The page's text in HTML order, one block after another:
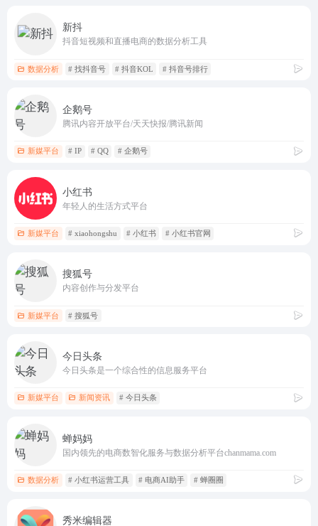
新抖
抖音短视频和直播电商的数据分析工具
数据分析 # 找抖音号 # 抖音KOL # 抖音号排行
企鹅号
腾讯内容开放平台/天天快报/腾讯新闻
新媒平台 # IP # QQ # 企鹅号
小红书
年轻人的生活方式平台
新媒平台 # xiaohongshu # 小红书 # 小红书官网
搜狐号
内容创作与分发平台
新媒平台 # 搜狐号
今日头条
今日头条是一个综合性的信息服务平台
新媒平台 新闻资讯 # 今日头条
蝉妈妈
国内领先的电商数智化服务与数据分析平台chanmama.com
数据分析 # 小红书运营工具 # 电商AI助手 # 蝉圈圈
秀米编辑器